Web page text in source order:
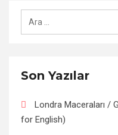
Son Yazılar
Londra Maceraları /
for English)